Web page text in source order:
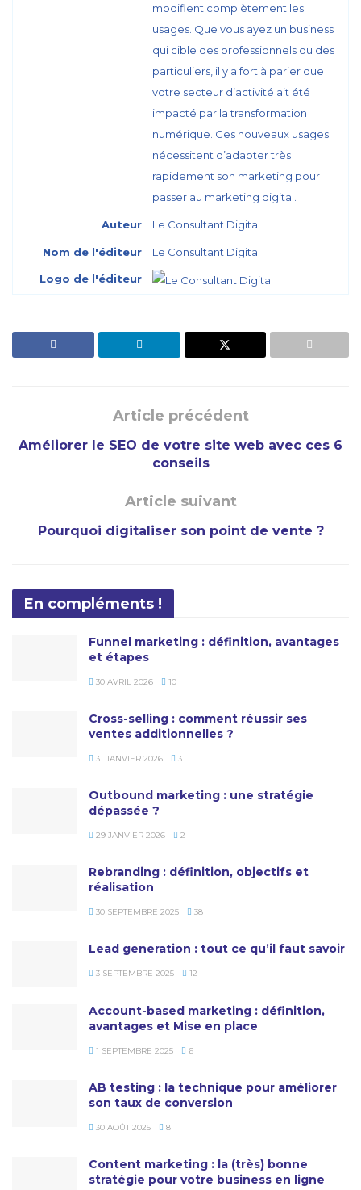
modifient complètement les
usages. Que vous ayez un business
qui cible des professionnels ou des
particuliers, il y a fort à parier que
votre secteur d’activité ait été
impacté par la transformation
numérique. Ces nouveaux usages
nécessitent d’adapter très
rapidement son marketing pour
passer au marketing digital.
Auteur Le Consultant Digital
Nom de l'éditeur Le Consultant Digital
Logo de l'éditeur
Article précédent
Améliorer le SEO de votre site web avec ces 6
conseils
Article suivant
Pourquoi digitaliser son point de vente ?
En compléments !
Funnel marketing : définition, avantages
et étapes
30 AVRIL 2026 10
Cross-selling : comment réussir ses
ventes additionnelles ?
31 JANVIER 2026 3
Outbound marketing : une stratégie
dépassée ?
29 JANVIER 2026 2
Rebranding : définition, objectifs et
réalisation
30 SEPTEMBRE 2025 38
Lead generation : tout ce qu’il faut savoir
3 SEPTEMBRE 2025 12
Account-based marketing : définition,
avantages et Mise en place
1 SEPTEMBRE 2025 6
AB testing : la technique pour améliorer
son taux de conversion
30 AOÛT 2025 8
Content marketing : la (très) bonne
stratégie pour votre business en ligne